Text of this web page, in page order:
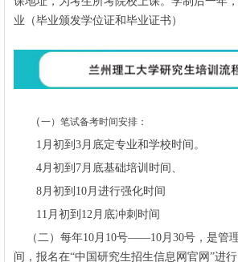
业（毕业颁发学位证和毕业证书）
（一）笔试备考时间安排：
1月初到3月底定专业和学校时间。
4月初到7月底基础培训时间、
8月初到10月进行强化时间
11月初到12月底冲刺时间
（二）每年10月10号——10月30号，是管
间，报名在“中国研究生招生信息网官网”进